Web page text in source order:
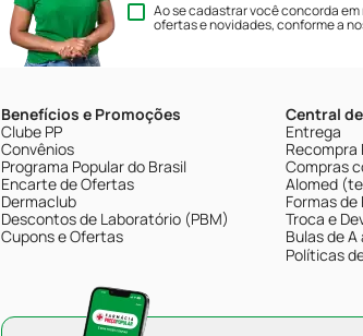
Ao se cadastrar você concorda
ofertas e novidades, conforme a
Benefícios e Promoções
Clube PP
Convênios
Programa Popular do Brasil
Encarte de Ofertas
Dermaclub
Descontos de Laboratório (PBM)
Cupons e Ofertas
Central
Entrega
Recompra
Compras
Alomed
Formas
Troca e
Bulas de A
Políticas